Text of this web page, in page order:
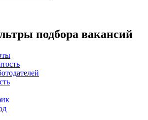
подбора вакансий